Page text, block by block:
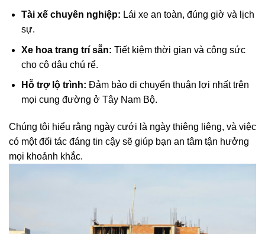
Tài xế chuyên nghiệp: Lái xe an toàn, đúng giờ và lịch
sự.
Xe hoa trang trí sẵn: Tiết kiệm thời gian và công sức
cho cô dâu chú rể.
Hỗ trợ lộ trình: Đảm bảo di chuyển thuận lợi nhất trên
mọi cung đường ở Tây Nam Bộ.
Chúng tôi hiểu rằng ngày cưới là ngày thiêng liêng, và việc
có một đối tác đáng tin cậy sẽ giúp bạn an tâm tận hưởng
mọi khoảnh khắc.